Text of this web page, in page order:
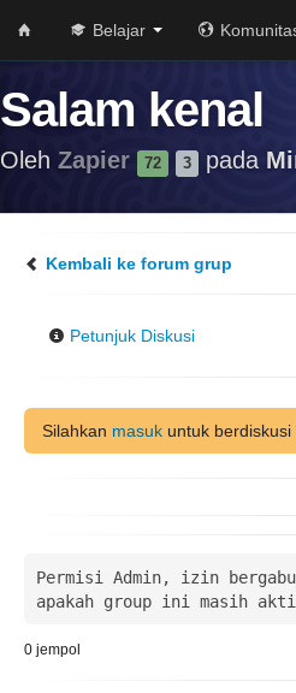
Belajar
Salam kenal
Oleh Zapier 72 3 pada
Kembali ke forum grup
Petunjuk Diskusi
Silahkan masuk untuk berdiskusi
Permisi Admin, izin
apakah group ini masih
0 jempol